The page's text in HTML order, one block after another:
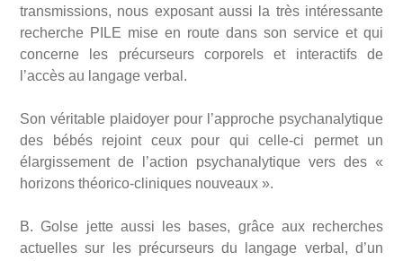
transmissions, nous exposant aussi la très intéressante
recherche PILE mise en route dans son service et qui
concerne les précurseurs corporels et interactifs de
l’accès au langage verbal.
Son véritable plaidoyer pour l’approche psychanalytique
des bébés rejoint ceux pour qui celle-ci permet un
élargissement de l’action psychanalytique vers des «
horizons théorico-cliniques nouveaux ».
B. Golse jette aussi les bases, grâce aux recherches
actuelles sur les précurseurs du langage verbal, d’un